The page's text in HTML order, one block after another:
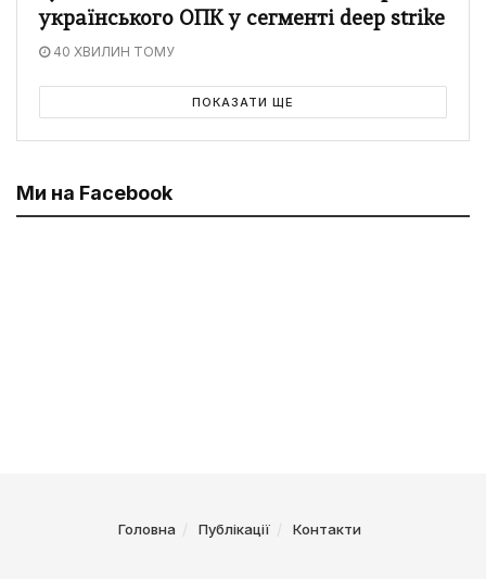
українського ОПК у сегменті deep strike
40 ХВИЛИН ТОМУ
ПОКАЗАТИ ЩЕ
Ми на Facebook
Головна Публікації Контакти